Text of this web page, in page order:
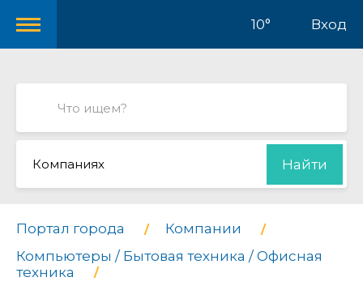
10° Вход
Компаниях Найти
Портал города
Компании
Компьютеры / Бытовая техника / Офисная
техника